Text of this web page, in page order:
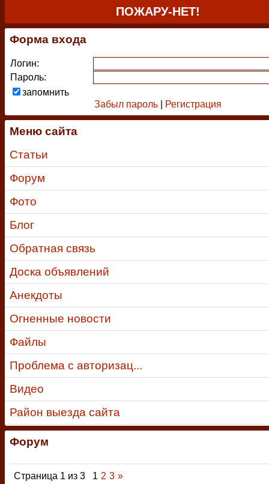
ПОЖАРУ-НЕТ!
Форма входа
Логин:
Пароль:
запомнить
Забыл пароль
Регистрация
Меню сайта
Статьи
Форум
Фото
Блог
Обратная связь
Доска объявлений
Анекдоты
Огненные новости
Файлы
Проблема с авторизац...
Видео
Район выезда сайта
Форум
Страница 1 из 3 1 2 3 »